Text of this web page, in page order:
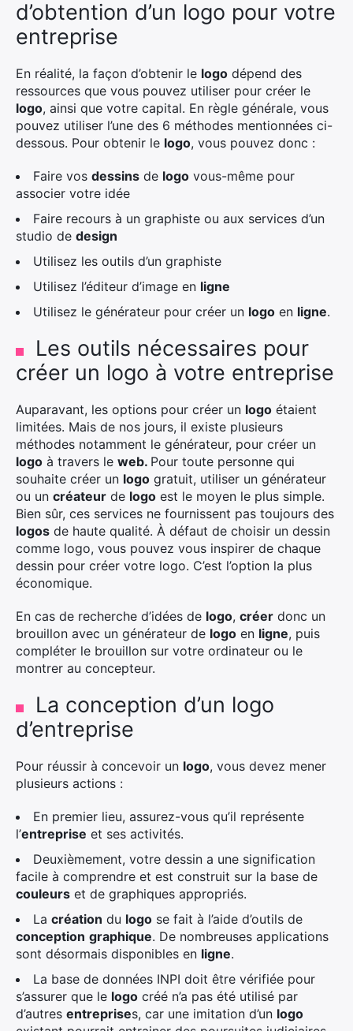
d’obtention d’un logo pour votre
entreprise
En réalité, la façon d’obtenir le logo dépend des
ressources que vous pouvez utiliser pour créer le
logo, ainsi que votre capital. En règle générale, vous
pouvez utiliser l’une des 6 méthodes mentionnées ci-
dessous. Pour obtenir le logo, vous pouvez donc :
Faire vos dessins de logo vous-même pour
associer votre idée
Faire recours à un graphiste ou aux services d’un
studio de design
Utilisez les outils d’un graphiste
Utilisez l’éditeur d’image en ligne
Utilisez le générateur pour créer un logo en ligne.
Les outils nécessaires pour
créer un logo à votre entreprise
Auparavant, les options pour créer un logo étaient
limitées. Mais de nos jours, il existe plusieurs
méthodes notamment le générateur, pour créer un
logo à travers le web. Pour toute personne qui
souhaite créer un logo gratuit, utiliser un générateur
ou un créateur de logo est le moyen le plus simple.
Bien sûr, ces services ne fournissent pas toujours des
logos de haute qualité. À défaut de choisir un dessin
comme logo, vous pouvez vous inspirer de chaque
dessin pour créer votre logo. C’est l’option la plus
économique.
En cas de recherche d’idées de logo, créer donc un
brouillon avec un générateur de logo en ligne, puis
compléter le brouillon sur votre ordinateur ou le
montrer au concepteur.
La conception d’un logo
d’entreprise
Pour réussir à concevoir un logo, vous devez mener
plusieurs actions :
En premier lieu, assurez-vous qu’il représente
l’entreprise et ses activités.
Deuxièmement, votre dessin a une signification
facile à comprendre et est construit sur la base de
couleurs et de graphiques appropriés.
La création du logo se fait à l’aide d’outils de
conception graphique. De nombreuses applications
sont désormais disponibles en ligne.
La base de données INPI doit être vérifiée pour
s’assurer que le logo créé n’a pas été utilisé par
d’autres entreprises, car une imitation d’un logo
×